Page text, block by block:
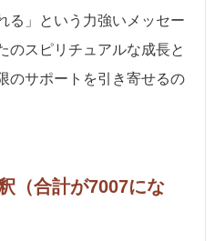
る」という力強いメッセー
のスピリチュアルな成長と
のサポートを引き寄せるの
（合計が7007にな